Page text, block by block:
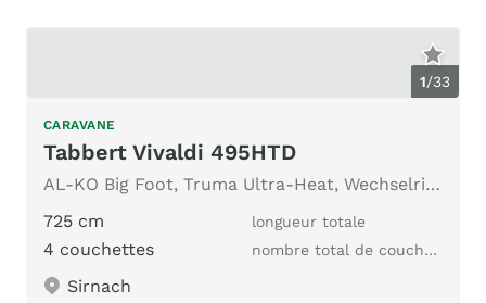
1/33
CARAVANE
Tabbert Vivaldi 495HTD
AL-KO Big Foot, Truma Ultra-Heat, Wechselrichter, uvm.
725 cm
longueur totale
4 couchettes nombre total de couchages
Sirnach